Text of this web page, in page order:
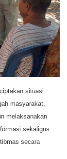
situasi
masyarakat,
melaksanakan
sekaligus
secara